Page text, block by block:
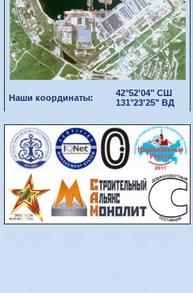
Наши координаты:
42°52'04" СШ
131°23'25" ВД